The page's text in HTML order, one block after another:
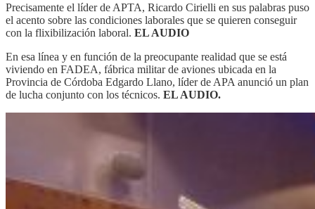
Precisamente el líder de APTA, Ricardo Cirielli en sus palabras puso
el acento sobre las condiciones laborales que se quieren conseguir
con la flixibilización laboral. EL AUDIO
En esa línea y en función de la preocupante realidad que se está
viviendo en FADEA, fábrica militar de aviones ubicada en la
Provincia de Córdoba Edgardo Llano, líder de APA anunció un plan
de lucha conjunto con los técnicos. EL AUDIO.